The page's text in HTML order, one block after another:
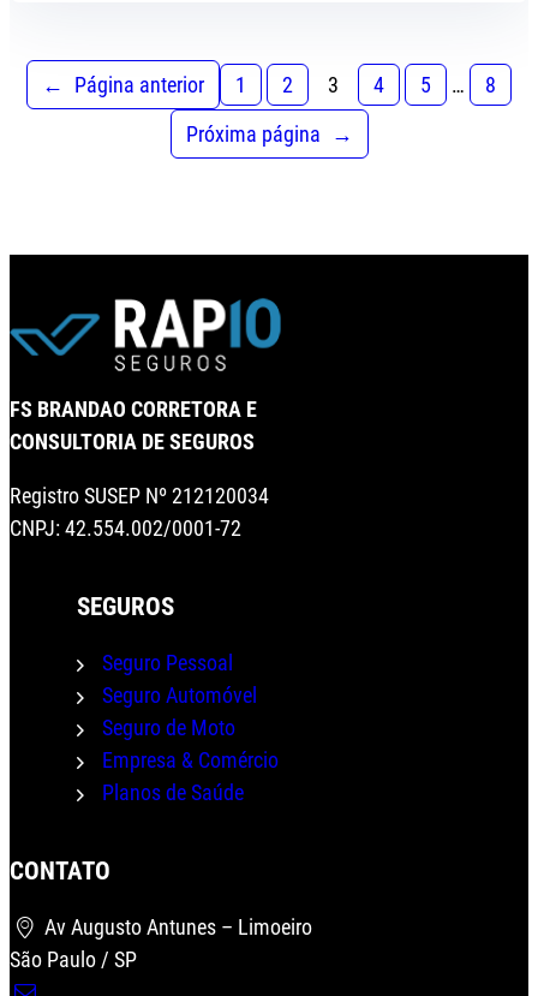
← Página anterior 1 2 3 4 5 …
8
Próxima página
→
FS BRANDAO CORRETORA E
CONSULTORIA DE SEGUROS
Registro SUSEP Nº 212120034
CNPJ: 42.554.002/0001-72
SEGUROS
Seguro Pessoal
Seguro Automóvel
Seguro de Moto
Empresa & Comércio
Planos de Saúde
CONTATO
Av Augusto Antunes – Limoeiro
São Paulo / SP